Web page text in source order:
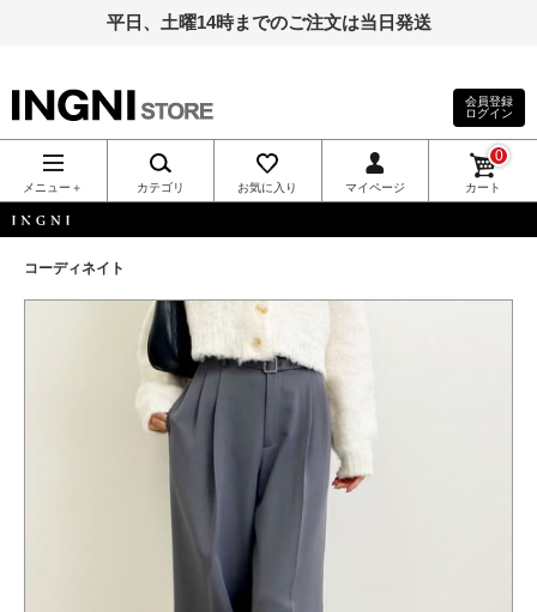
平日、土曜14時までのご注文は当日発送
INGNI（イン
グ）公式通
販｜INGNI
STORE
会員登録
ログイン
メニュー＋ カテゴリ お気に入り マイページ カート
0
コーディネイト